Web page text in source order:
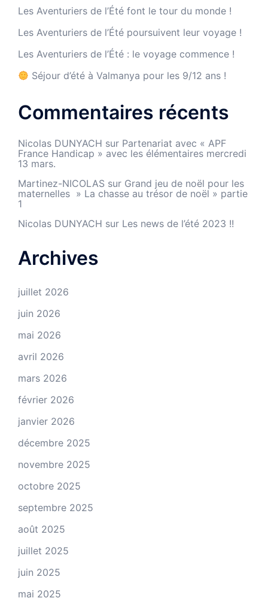
Les Aventuriers de l’Été font le tour du monde !
Les Aventuriers de l’Été poursuivent leur voyage !
Les Aventuriers de l’Été : le voyage commence !
Séjour d’été à Valmanya pour les 9/12 ans !
Commentaires récents
Nicolas DUNYACH sur Partenariat avec « APF
France Handicap » avec les élémentaires mercredi
13 mars.
Martinez-NICOLAS sur Grand jeu de noël pour les
maternelles » La chasse au trésor de noël » partie
1
Nicolas DUNYACH sur Les news de l’été 2023 !!
Archives
juillet 2026
juin 2026
mai 2026
avril 2026
mars 2026
février 2026
janvier 2026
décembre 2025
novembre 2025
octobre 2025
septembre 2025
août 2025
juillet 2025
juin 2025
mai 2025